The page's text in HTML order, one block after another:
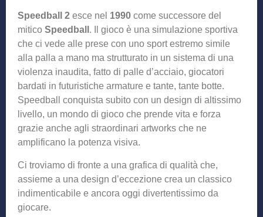
Speedball 2 esce nel 1990 come successore del
mitico Speedball . Il gioco è una simulazione sportiva
che ci vede alle prese con uno sport estremo simile
alla palla a mano ma strutturato in un sistema di una
violenza inaudita, fatto di palle d’acciaio, giocatori
bardati in futuristiche armature e tante, tante botte.
Speedball conquista subito con un design di altissimo
livello, un mondo di gioco che prende vita e forza
grazie anche agli straordinari artworks che ne
amplificano la potenza visiva.
Ci troviamo di fronte a una grafica di qualità che,
assieme a una design d’eccezione crea un classico
indimenticabile e ancora oggi divertentissimo da
giocare.